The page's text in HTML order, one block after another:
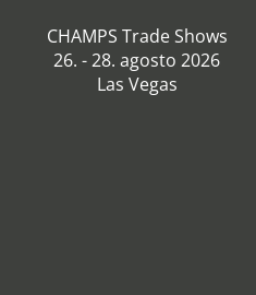
CHAMPS Trade Shows
26. - 28. agosto 2026
Las Vegas